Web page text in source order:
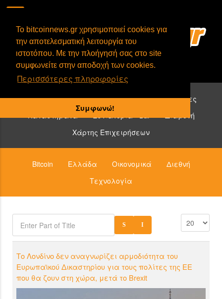
To bitcoinnews.gr χρησιμοποιεί cookies για
την αποτελεσματική λειτουργία του
ιστοτόπου. Με την πλοήγησή σας στο site
συμφωνείτε στην αποδοχή των cookies.
Περισσότερες πληροφορίες
Συμφωνώ!
Επιχειρήσεις που δέχονται bitcoin:
Υπηρεσίες
Καταστήματα
Εστιατόρια - Bar
Διαμονή
Χάρτης Επιχειρήσεων
Bitcoin Ελλάδα Οικονομικά
Διεθνή
Τεχνολογία
Το Λονδίνο δεν αναγνωρίζει αρμοδιότητα του
Ευρωπαϊκού Δικαστηρίου για τους πολίτες της ΕΕ
που θα ζουν στη χώρα, μετά το Brexit